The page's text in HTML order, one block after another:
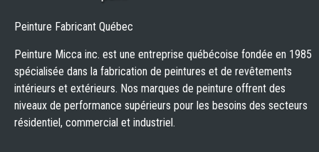
Peinture Fabricant Québec
Peinture Micca inc. est une entreprise québécoise fondée en 1985
spécialisée dans la fabrication de peintures et de revêtements
intérieurs et extérieurs. Nos marques de peinture offrent des
niveaux de performance supérieurs pour les besoins des secteurs
résidentiel, commercial et industriel.